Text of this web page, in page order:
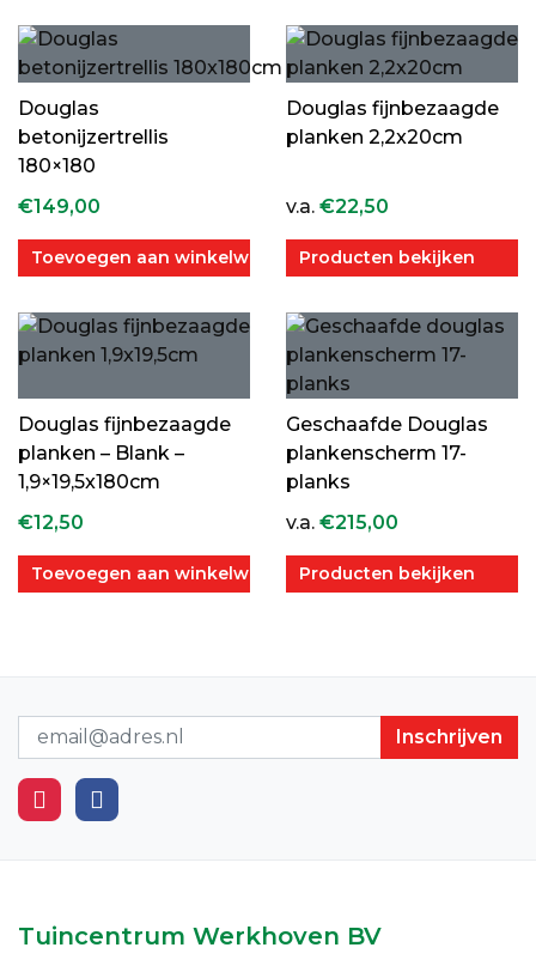
Douglas
betonijzertrellis
180×180
€149,00
Toevoegen aan winkelwagen
Douglas fijnbezaagde
planken 2,2x20cm
v.a. €22,50
Producten bekijken
Douglas fijnbezaagde
planken – Blank –
1,9×19,5x180cm
€12,50
Toevoegen aan winkelwagen
Geschaafde Douglas
plankenscherm 17-
planks
v.a. €215,00
Producten bekijken
Nieuwsbrief
Tuincentrum Werkhoven BV